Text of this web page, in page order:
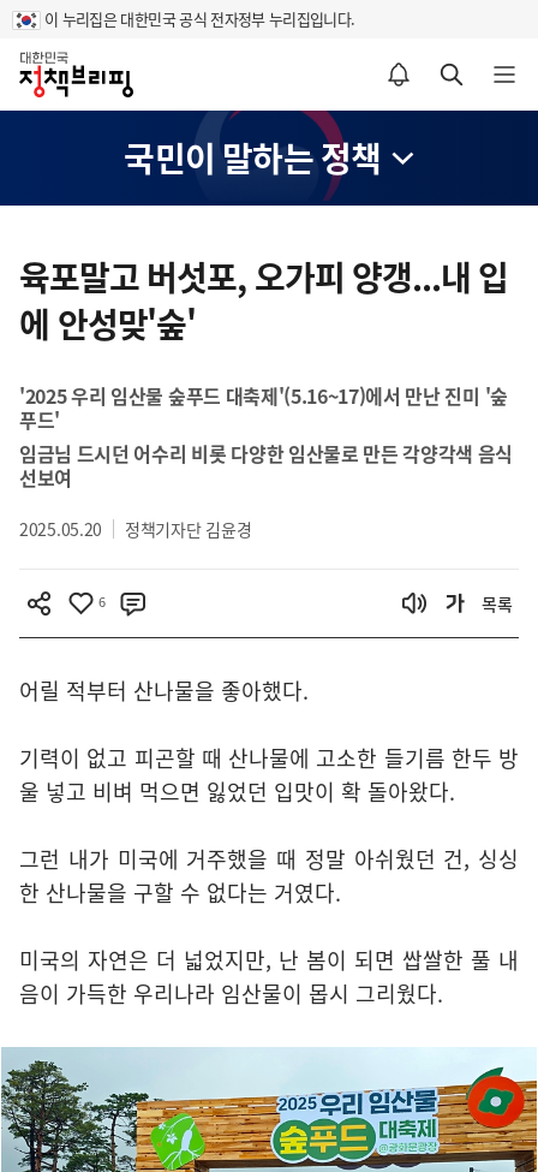
이 누리집은 대한민국 공식 전자정부 누리집입니다.
홈
알림설정 바로가기 검색 바로가기 메뉴 열기
국민이 말하는 정책
텐
츠
영
육포말고 버섯포, 오가피 양갱...내 입
에 안성맞'숲'
'2025 우리 임산물 숲푸드 대축제'(5.16~17)에서 만난 진미 '숲
푸드'
임금님 드시던 어수리 비롯 다양한 임산물로 만든 각양각색 음식
선보여
2025.05.20 정책기자단 김윤경
6 목록
어릴 적부터 산나물을 좋아했다.
기력이 없고 피곤할 때 산나물에 고소한 들기름 한두 방
울 넣고 비벼 먹으면 잃었던 입맛이 확 돌아왔다.
그런 내가 미국에 거주했을 때 정말 아쉬웠던 건, 싱싱
한 산나물을 구할 수 없다는 거였다.
미국의 자연은 더 넓었지만, 난 봄이 되면 쌉쌀한 풀 내
음이 가득한 우리나라 임산물이 몹시 그리웠다.